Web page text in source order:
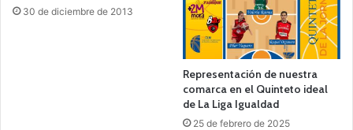
30 de diciembre de 2013
Representación de nuestra
comarca en el Quinteto ideal
de La Liga Igualdad
25 de febrero de 2025